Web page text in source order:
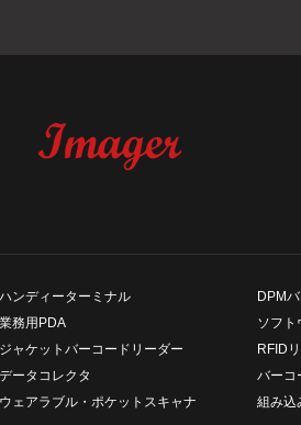
ハンディーターミナル
業務用PDA
ジャケットバーコードリーダー
データコレクタ
ウェアラブル・ポケットスキャナ
DPM
ソフト
RFID
バーコ
組み込